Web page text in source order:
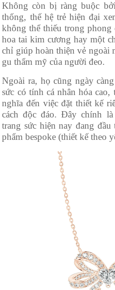
Không còn bị ràng buộc
thống, thế hệ trẻ hiện đại
không thể thiếu trong phong
hoa tai kim cương hay một
chỉ giúp hoàn thiện vẻ ngoài
gu thẩm mỹ của người đeo.
Ngoài ra, họ cũng ngày
sức có tính cá nhân hóa
nghĩa đến việc đặt thiết kế
cách độc đáo. Đây chính
trang sức hiện nay đang
phẩm bespoke (thiết kế theo